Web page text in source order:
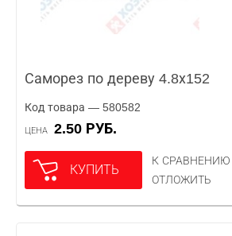
Саморез по дереву 4.8х152
Код товара — 580582
ЦЕНА 2.50 РУБ.
КУПИТЬ
К СРАВНЕНИЮ
ОТЛОЖИТЬ